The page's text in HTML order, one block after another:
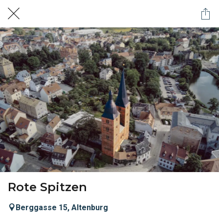
Rote Spitzen
Berggasse 15, Altenburg